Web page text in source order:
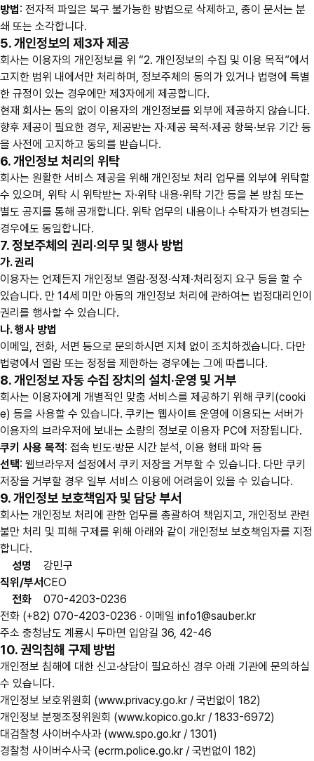
방법: 전자적 파일은 복구 불가능한 방법으로 삭제하고, 종이 문서는 분
쇄 또는 소각합니다.
5. 개인정보의 제3자 제공
회사는 이용자의 개인정보를 위 “2. 개인정보의 수집 및 이용 목적”에서
고지한 범위 내에서만 처리하며, 정보주체의 동의가 있거나 법령에 특별
한 규정이 있는 경우에만 제3자에게 제공합니다.
현재 회사는 동의 없이 이용자의 개인정보를 외부에 제공하지 않습니다.
향후 제공이 필요한 경우, 제공받는 자·제공 목적·제공 항목·보유 기간 등
을 사전에 고지하고 동의를 받습니다.
6. 개인정보 처리의 위탁
회사는 원활한 서비스 제공을 위해 개인정보 처리 업무를 외부에 위탁할
수 있으며, 위탁 시 위탁받는 자·위탁 내용·위탁 기간 등을 본 방침 또는
별도 공지를 통해 공개합니다. 위탁 업무의 내용이나 수탁자가 변경되는
경우에도 동일합니다.
7. 정보주체의 권리·의무 및 행사 방법
가. 권리
이용자는 언제든지 개인정보 열람·정정·삭제·처리정지 요구 등을 할 수
있습니다. 만 14세 미만 아동의 개인정보 처리에 관하여는 법정대리인이
권리를 행사할 수 있습니다.
나. 행사 방법
이메일, 전화, 서면 등으로 문의하시면 지체 없이 조치하겠습니다. 다만
법령에서 열람 또는 정정을 제한하는 경우에는 그에 따릅니다.
8. 개인정보 자동 수집 장치의 설치·운영 및 거부
회사는 이용자에게 개별적인 맞춤 서비스를 제공하기 위해 쿠키(cooki
e) 등을 사용할 수 있습니다. 쿠키는 웹사이트 운영에 이용되는 서버가
이용자의 브라우저에 보내는 소량의 정보로 이용자 PC에 저장됩니다.
쿠키 사용 목적: 접속 빈도·방문 시간 분석, 이용 형태 파악 등
선택: 웹브라우저 설정에서 쿠키 저장을 거부할 수 있습니다. 다만 쿠키
저장을 거부할 경우 일부 서비스 이용에 어려움이 있을 수 있습니다.
9. 개인정보 보호책임자 및 담당 부서
회사는 개인정보 처리에 관한 업무를 총괄하여 책임지고, 개인정보 관련
불만 처리 및 피해 구제를 위해 아래와 같이 개인정보 보호책임자를 지정
합니다.
성명
강민구
직위/부서CEO
전화
070-4203-0236
전화 (+82) 070-4203-0236 · 이메일 info1@sauber.kr
주소 충청남도 계룡시 두마면 입암길 36, 42-46
10. 권익침해 구제 방법
개인정보 침해에 대한 신고·상담이 필요하신 경우 아래 기관에 문의하실
수 있습니다.
개인정보 보호위원회 (www.privacy.go.kr / 국번없이 182)
개인정보 분쟁조정위원회 (www.kopico.go.kr / 1833-6972)
대검찰청 사이버수사과 (www.spo.go.kr / 1301)
경찰청 사이버수사국 (ecrm.police.go.kr / 국번없이 182)